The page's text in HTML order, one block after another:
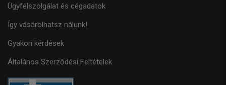
Ügyfélszolgálat és cégadatok
Így vásárolhatsz nálunk!
Gyakori kérdések
Általános Szerződési Feltételek